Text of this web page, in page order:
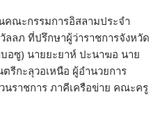
คณะกรรมการอิสลามประจำ
ลลภ ที่ปรึกษาผู้ว่าราชการจังหวัด
อซู) นายยะยาห์ ปะนาฆอ นาย
รีกะลุวอเหนือ ผู้อำนวยการ
นราชการ ภาคีเครือข่าย คณะครู